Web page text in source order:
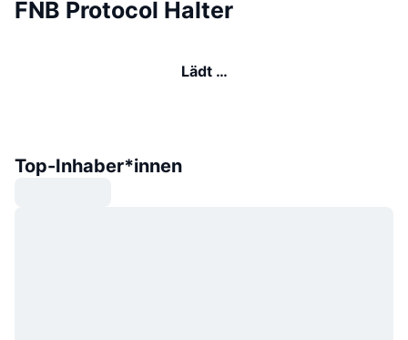
FNB Protocol Halter
Lädt …
Top-Inhaber*innen